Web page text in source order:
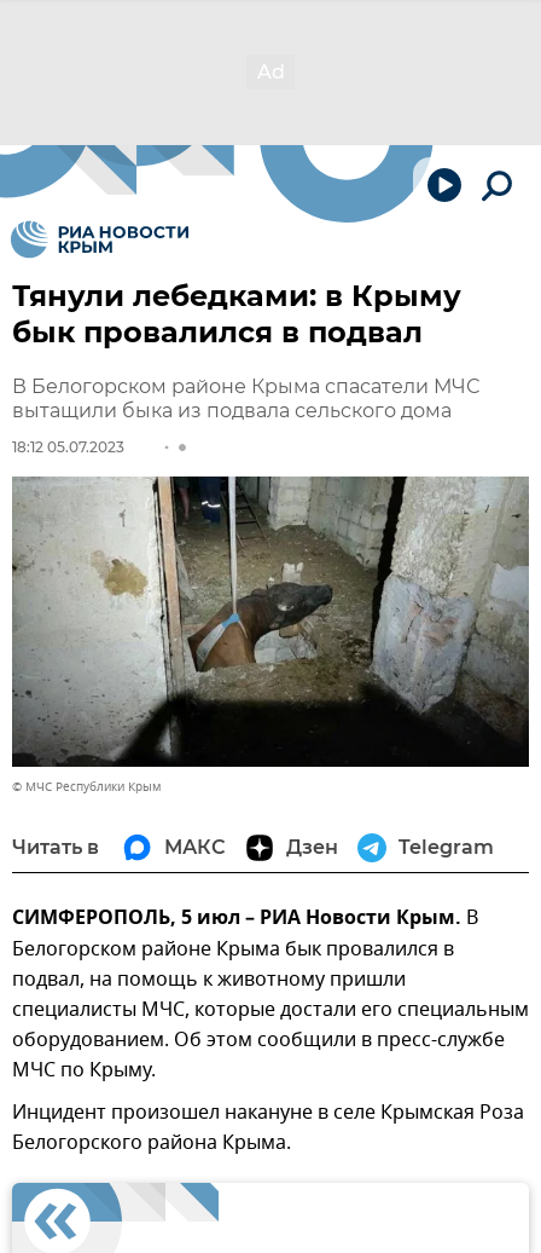
Тянули лебедками: в Крыму
бык провалился в подвал
В Белогорском районе Крыма спасатели МЧС
вытащили быка из подвала сельского дома
18:12 05.07.2023
© МЧС Республики Крым
Читать в МАКС Дзен Telegram
СИМФЕРОПОЛЬ, 5 июл – РИА Новости Крым. В
Белогорском районе Крыма бык провалился в
подвал, на помощь к животному пришли
специалисты МЧС, которые достали его специальным
оборудованием. Об этом сообщили в пресс-службе
МЧС по Крыму.
Инцидент произошел накануне в селе Крымская Роза
Белогорского района Крыма.